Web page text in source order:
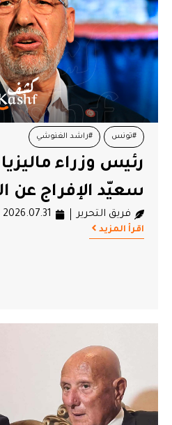
#تونس #راشد الغنوشي
رئيس وزراء
سعيّد الإفراج عن
فريق التحرير 2026.07.31
اقرأ المزيد